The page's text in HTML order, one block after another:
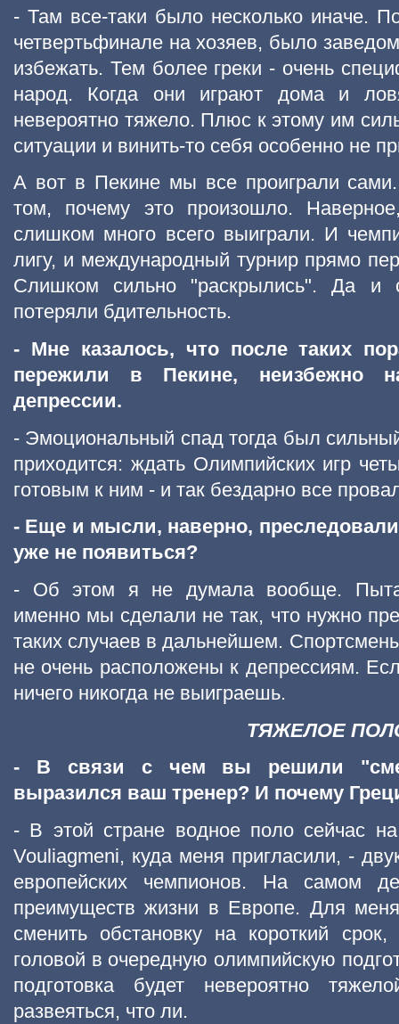
- Там все-таки было несколько иначе.
четвертьфинале на хозяев, было
избежать. Тем более греки - очень
народ. Когда они играют дома и
невероятно тяжело. Плюс к этому им
ситуации и винить-то себя особенно не
А вот в Пекине мы все проиграли
том, почему это произошло.
слишком много всего выиграли. И
лигу, и международный турнир прямо
Слишком сильно "раскрылись". Да и
потеряли бдительность.
- Мне казалось, что после таких
пережили в Пекине, неизбежно
депрессии.
- Эмоциональный спад тогда был
приходится: ждать Олимпийских игр
готовым к ним - и так бездарно все
- Еще и мысли, наверно,
уже не появиться?
- Об этом я не думала вообще.
именно мы сделали не так, что нужно
таких случаев в дальнейшем.
не очень расположены к депрессиям.
ничего никогда не выиграешь.
ТЯЖЕЛОЕ
- В связи с чем вы решили
выразился ваш тренер? И почему
- В этой стране водное поло сейчас
Vouliagmeni, куда меня пригласили, -
европейских чемпионов. На самом
преимуществ жизни в Европе. Для
сменить обстановку на короткий
головой в очередную олимпийскую
подготовка будет невероятно
развеяться, что ли.